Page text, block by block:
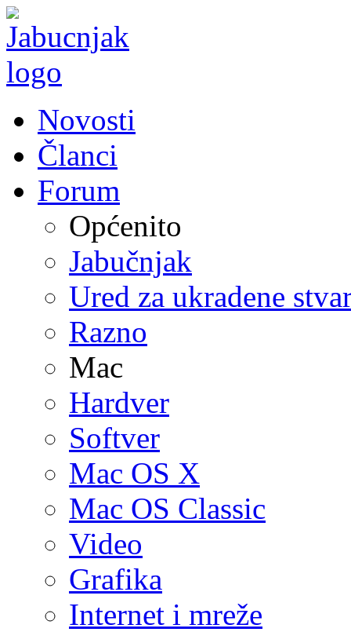
Novosti
Članci
Forum
Općenito
Jabučnjak
Ured za ukradene
Razno
Mac
Hardver
Softver
Mac OS X
Mac OS Classic
Video
Grafika
Internet i mreže